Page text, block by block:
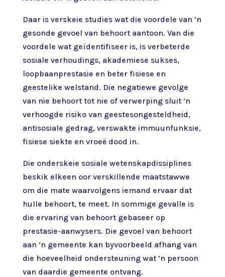
Daar is verskeie studies wat die voordele van ’n
gesonde gevoel van behoort aantoon. Van die
voordele wat geïdentifiseer is, is verbeterde
sosiale verhoudings, akademiese sukses,
loopbaanprestasie en beter fisiese en
geestelike welstand. Die negatiewe gevolge
van nie behoort tot nie of verwerping sluit ’n
verhoogde risiko van geestesongesteldheid,
antisosiale gedrag, verswakte immuunfunksie,
fisiese siekte en vroeë dood in.
Die onderskeie sosiale wetenskapdissiplines
beskik elkeen oor verskillende maatstawwe
om die mate waarvolgens iemand ervaar dat
hulle behoort, te meet. In sommige gevalle is
die ervaring van behoort gebaseer op
prestasie-aanwysers. Die gevoel van behoort
aan ’n gemeente kan byvoorbeeld afhang van
die hoeveelheid ondersteuning wat ’n persoon
van daardie gemeente ontvang.